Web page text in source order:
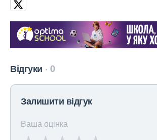
Відгуки 0
Залишити відгук
Ваша оцінка